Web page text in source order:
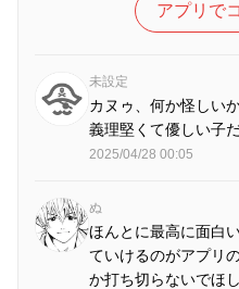
アプリで
未設定
カヌゥ、何か怪しい
義理堅くて優しい子
2025/04/28 00:05
ぬ
ほんとに最高に面白
ていけるのがアプリ
か打ち切らないでほ